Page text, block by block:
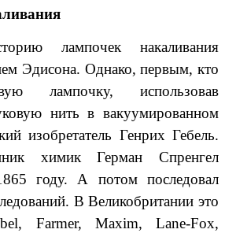
лампочек накаливания
Эдисона. Однако, первым, кто
лампочку, использовав
нить в вакуумированном
изобретатель Генрих Гебель.
химик Герман Спренгел
году. А потом последовал
В Великобритании это
Farmer, Maxim, Lane-Fox,